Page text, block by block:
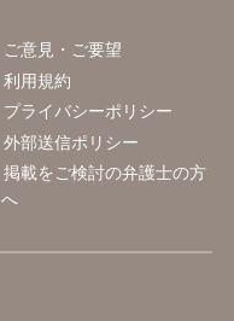
ご意見・ご要望
利用規約
プライバシーポリシー
外部送信ポリシー
掲載をご検討の弁護士の方
へ